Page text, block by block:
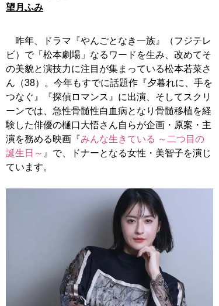
望月ふみ
昨年、ドラマ『やんごとなき一族』（フジテレ
ビ）で「松本劇場」なるワードを生み、改めてそ
の美貌と演技力に注目が集まっている松本若菜さ
ん（38）。今年もすでに話題作『夕暮れに、手を
つなぐ』『探偵ロマンス』に出演、そしてスクリ
ーンでは、急性骨髄性白血病となり骨髄移植を経
験した俳優の樋口大悟さん自らが企画・原案・主
演を務める映画『みんな生きている ～二つ目の
誕生日～ 』で、ドナーとなる女性・美智子を演じ
ています。